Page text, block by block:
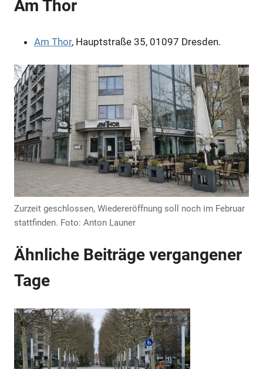
Anzeige
Anzeige
Anzeige
Am Thor
Am Thor, Hauptstraße 35, 01097 Dresden.
Zurzeit geschlossen, Wiedereröffnung soll noch im Februar
stattfinden. Foto: Anton Launer
Ähnliche Beiträge vergangener
Tage